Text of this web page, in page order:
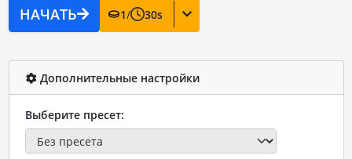
НАЧАТЬ 1/ 30s
Дополнительные настройки
Выберите пресет: